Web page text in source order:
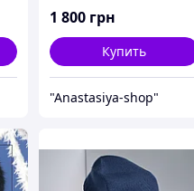
1 800 грн
Купить
"Anastasiya-shop"